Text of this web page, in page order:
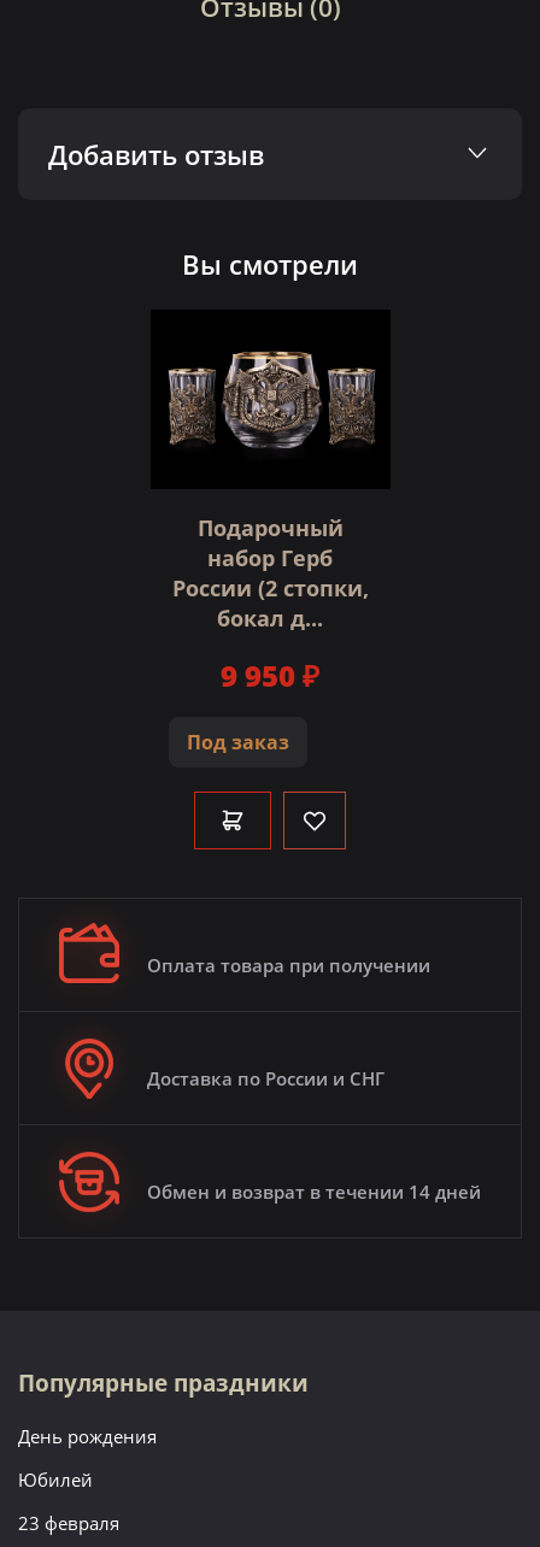
Отзывы (0)
Добавить отзыв
Вы смотрели
Подарочный
набор Герб
России (2 стопки,
бокал д...
Под заказ
9 950 ₽
Оплата товара при получении
Доставка по России и СНГ
Обмен и возврат в течении 14 дней
Популярные праздники
День рождения
Юбилей
23 февраля